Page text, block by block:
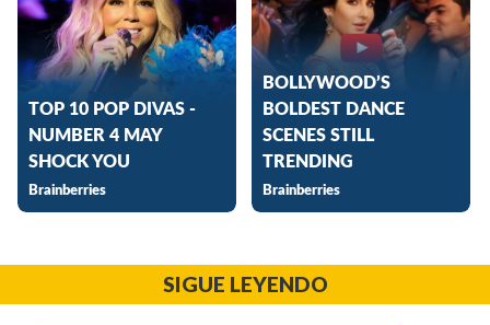
SIGUE LEYENDO